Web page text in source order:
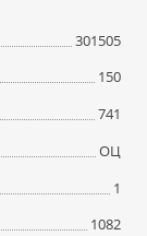
301505
150
741
ОЦ
1
1082